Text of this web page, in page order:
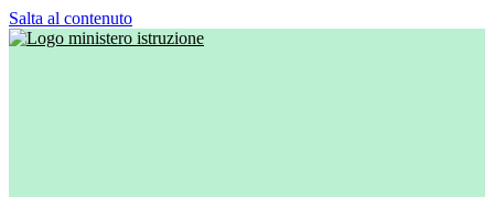
Salta al contenuto